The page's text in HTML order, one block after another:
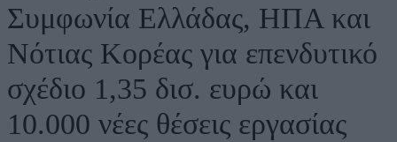
Συμφωνία Ελλάδας, ΗΠΑ και
Νότιας Κορέας για επενδυτικό
σχέδιο 1,35 δισ. ευρώ και
10.000 νέες θέσεις εργασίας